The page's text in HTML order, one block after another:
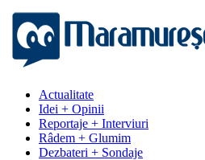
Actualitate
Idei + Opinii
Reportaje + Interviuri
Râdem + Glumim
Dezbateri + Sondaje